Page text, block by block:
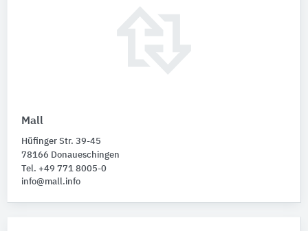
Mall
Hüfinger Str. 39-45
78166 Donaueschingen
Tel. +49 771 8005-0
info@mall.info